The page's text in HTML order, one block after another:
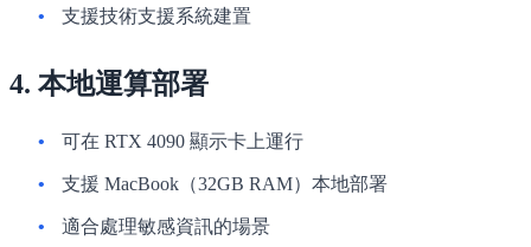
支援技術支援系統建置
4. 本地運算部署
可在 RTX 4090 顯示卡上運行
支援 MacBook（32GB RAM）本地部署
適合處理敏感資訊的場景